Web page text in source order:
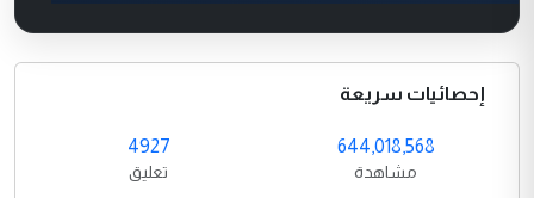
إحصائيات سريعة
644,018,568
مشاهدة
4927
تعليق